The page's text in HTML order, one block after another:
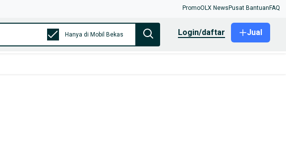
PromoOLX News Pusat Bantuan FAQ
Hanya di Mobil Bekas login/daftar Jual